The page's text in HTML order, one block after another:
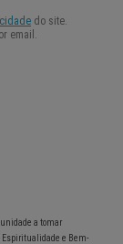
a tomar
e Bem-